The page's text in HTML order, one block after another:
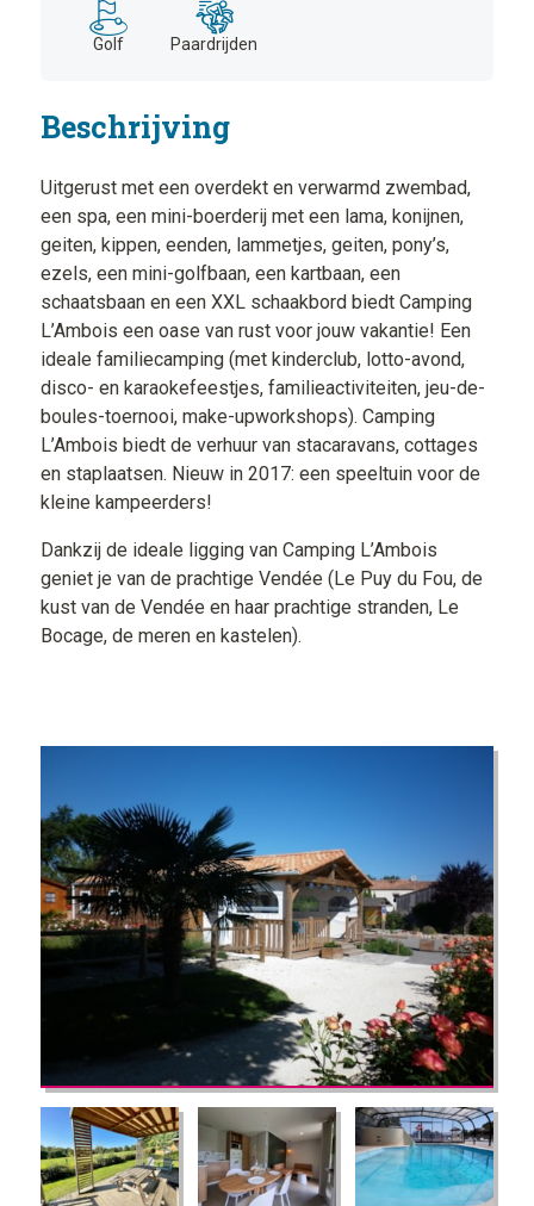
Golf Paardrijden
Beschrijving
Uitgerust met een overdekt en verwarmd zwembad,
een spa, een mini-boerderij met een lama, konijnen,
geiten, kippen, eenden, lammetjes, geiten, pony’s,
ezels, een mini-golfbaan, een kartbaan, een
schaatsbaan en een XXL schaakbord biedt Camping
L’Ambois een oase van rust voor jouw vakantie! Een
ideale familiecamping (met kinderclub, lotto-avond,
disco- en karaokefeestjes, familieactiviteiten, jeu-de-
boules-toernooi, make-upworkshops). Camping
L’Ambois biedt de verhuur van stacaravans, cottages
en staplaatsen. Nieuw in 2017: een speeltuin voor de
kleine kampeerders!
Dankzij de ideale ligging van Camping L’Ambois
geniet je van de prachtige Vendée (Le Puy du Fou, de
kust van de Vendée en haar prachtige stranden, Le
Bocage, de meren en kastelen).